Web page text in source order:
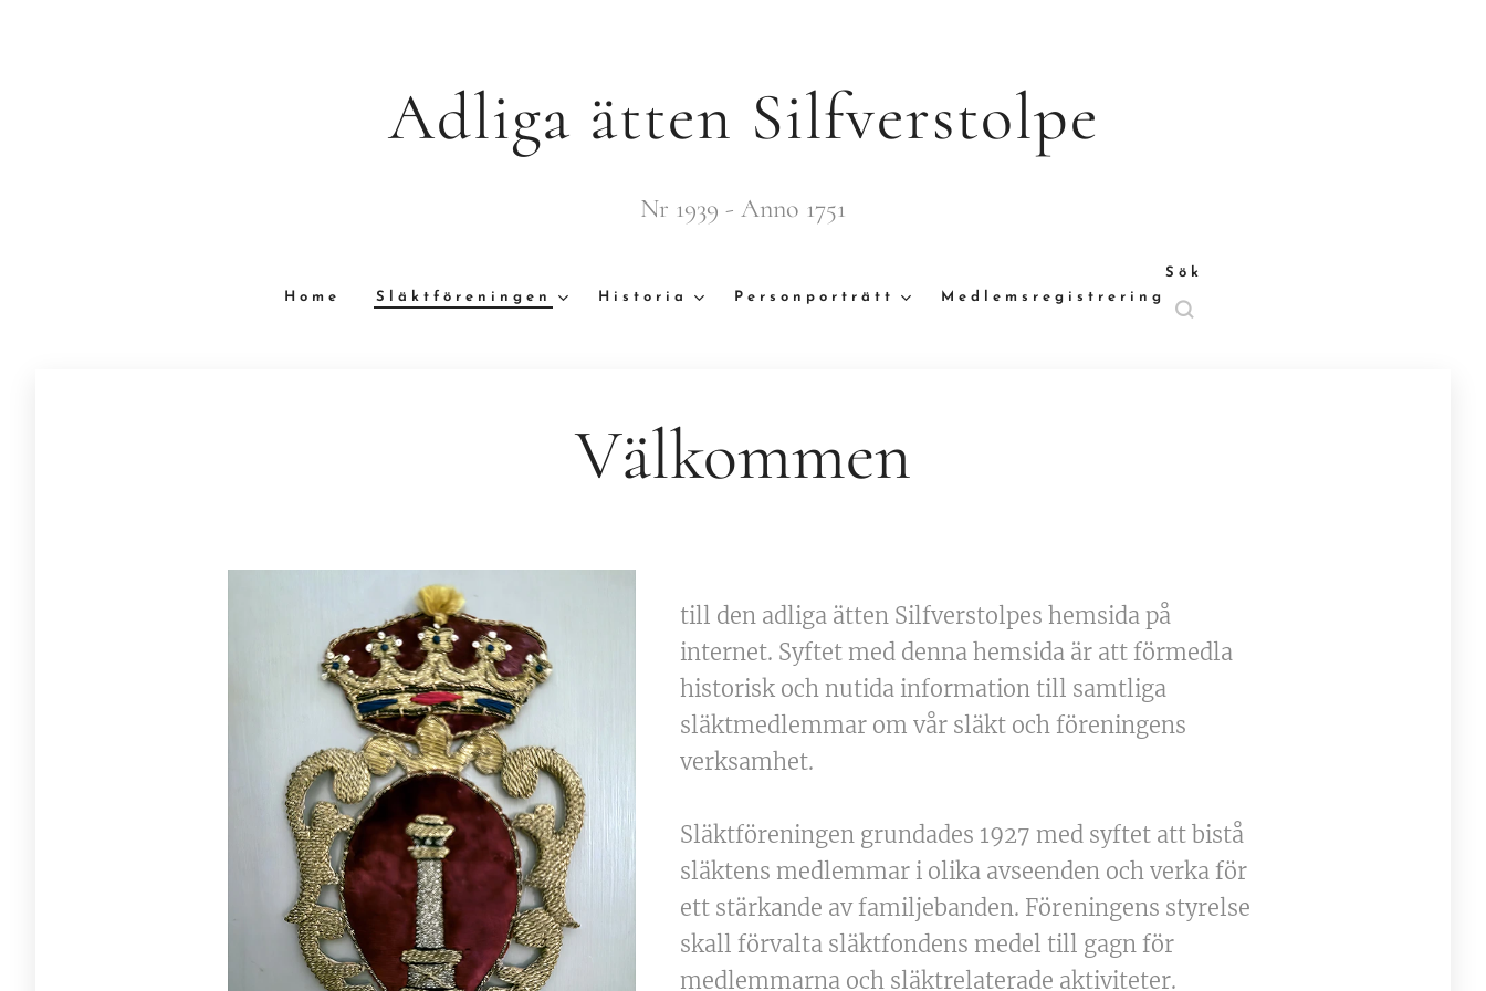
Adliga ätten Silfverstolpe
Nr 1939 - Anno 1751
Home Släktföreningen Historia Personporträtt Medlemsregistrering
Sök
Välkommen
till den adliga ätten Silfverstolpes hemsida på
internet. Syftet med denna hemsida är att förmedla
historisk och nutida information till samtliga
släktmedlemmar om vår släkt och föreningens
verksamhet.
Släktföreningen grundades 1927 med syftet att bistå
släktens medlemmar i olika avseenden och verka för
ett stärkande av familjebanden. Föreningens styrelse
skall förvalta släktfondens medel till gagn för
medlemmarna och släktrelaterade aktiviteter.